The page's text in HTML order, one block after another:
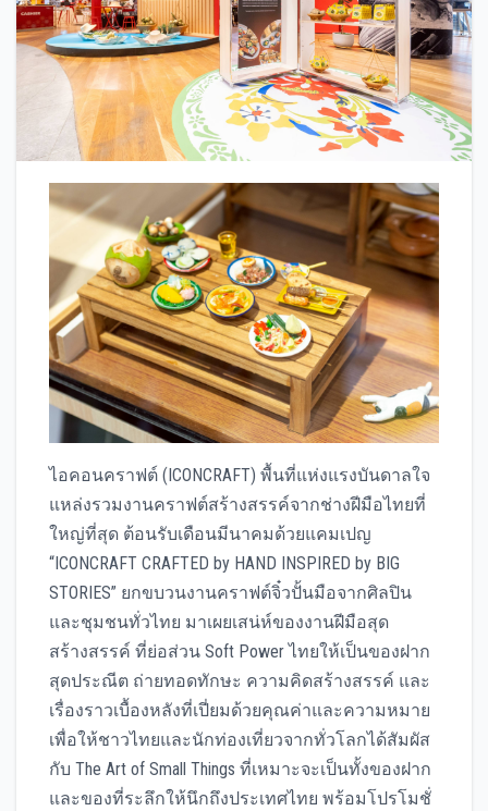
ไอคอนคราฟต์ (ICONCRAFT) พื้นที่แห่งแรงบันดาลใจ
แหล่งรวมงานคราฟต์สร้างสรรค์จากช่างฝีมือไทยที่
ใหญ่ที่สุด ต้อนรับเดือนมีนาคมด้วยแคมเปญ
“ICONCRAFT CRAFTED by HAND INSPIRED by BIG
STORIES” ยกขบวนงานคราฟต์จิ๋วปั้นมือจากศิลปิน
และชุมชนทั่วไทย มาเผยเสน่ห์ของงานฝีมือสุด
สร้างสรรค์ ที่ย่อส่วน Soft Power ไทยให้เป็นของฝาก
สุดประณีต ถ่ายทอดทักษะ ความคิดสร้างสรรค์ และ
เรื่องราวเบื้องหลังที่เปี่ยมด้วยคุณค่าและความหมาย
เพื่อให้ชาวไทยและนักท่องเที่ยวจากทั่วโลกได้สัมผัส
กับ The Art of Small Things ที่เหมาะจะเป็นทั้งของฝาก
และของที่ระลึกให้นึกถึงประเทศไทย พร้อมโปรโมชั่